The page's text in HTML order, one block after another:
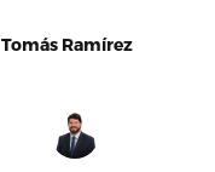
Tomás Ramírez